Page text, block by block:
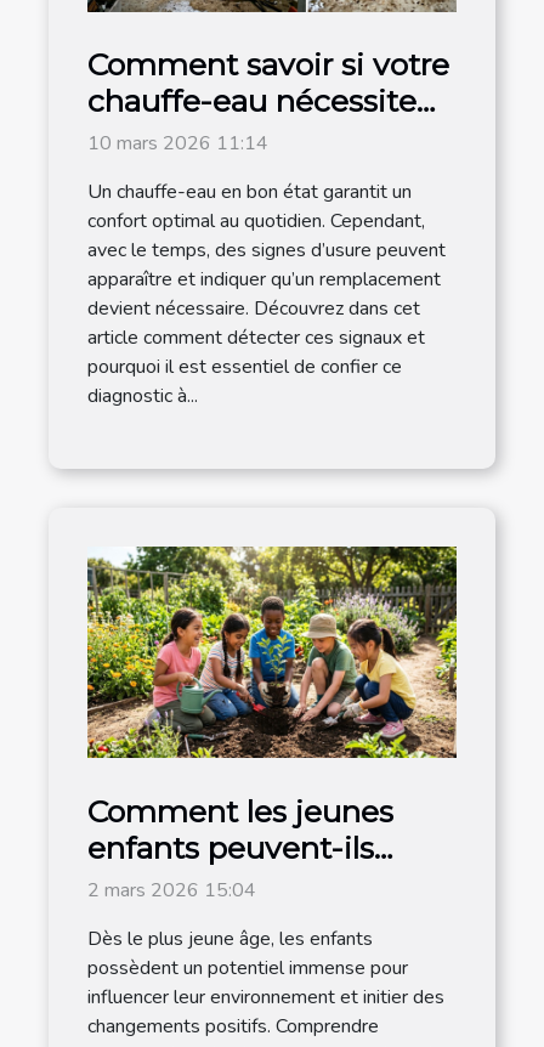
Comment savoir si votre
chauffe-eau nécessite
un remplacement ?
10 mars 2026 11:14
Un chauffe-eau en bon état garantit un
confort optimal au quotidien. Cependant,
avec le temps, des signes d’usure peuvent
apparaître et indiquer qu’un remplacement
devient nécessaire. Découvrez dans cet
article comment détecter ces signaux et
pourquoi il est essentiel de confier ce
diagnostic à...
Comment les jeunes
enfants peuvent-ils
devenir acteurs du
changement ?
2 mars 2026 15:04
Dès le plus jeune âge, les enfants
possèdent un potentiel immense pour
influencer leur environnement et initier des
changements positifs. Comprendre